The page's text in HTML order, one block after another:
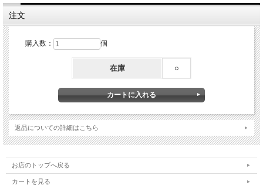
注文
購入数： 個
在庫 ○
返品についての詳細はこちら
お店のトップへ戻る
カートを見る